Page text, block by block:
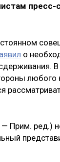
о
любого
Прим. ред.)